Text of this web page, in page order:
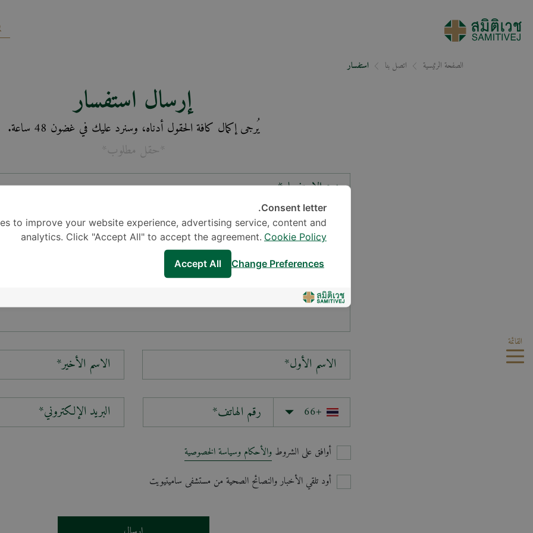
القائمة
الصفحة الرئيسية اتصل بنا استفسار
إرسال استفسار
يُرجى إكمال كافة الحقول أدناه، وسنرد عليك في غضون 48 ساعة.
*حقل مطلوب*
نوع الاستفسار*
الموقع*
الاسم الأول* الاسم الأخير*
البريد الإلكتروني*
أوافق على الشروط والأحكام وسياسة الخصوصية
أود تلقي الأخبار والنصائح الصحية من مستشفى ساميتيويت
Consent letter.
to improve your website experience, advertising service, content and
analytics. Click "Accept All" to accept the agreement. Cookie Policy
Accept All Change Preferences